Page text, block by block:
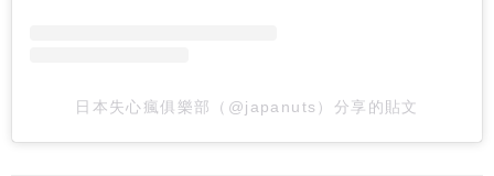
日本失心瘋俱樂部（@japanuts）分享的貼文